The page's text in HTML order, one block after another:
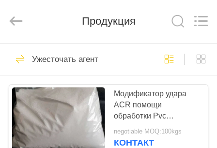
ДОМ
ПРОДУКТЫ
НАС
Chemical
средство для
придания
термостойкости
пвк
Продукция
Ужесточать агент
Модификатор удара
ACR помощи
обработки Pvc
акриловый
аддитивный для
negotiable MOQ:100kgs
КОНТАКТ